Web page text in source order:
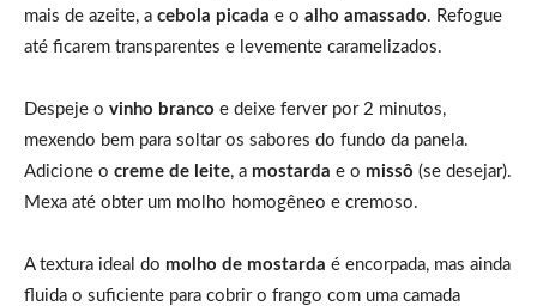
mais de azeite, a cebola picada e o alho amassado. Refogue
até ficarem transparentes e levemente caramelizados.
Despeje o vinho branco e deixe ferver por 2 minutos,
mexendo bem para soltar os sabores do fundo da panela.
Adicione o creme de leite, a mostarda e o missô (se desejar).
Mexa até obter um molho homogêneo e cremoso.
A textura ideal do molho de mostarda é encorpada, mas ainda
fluida o suficiente para cobrir o frango com uma camada